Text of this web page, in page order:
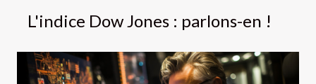
L'indice Dow Jones : parlons-en !